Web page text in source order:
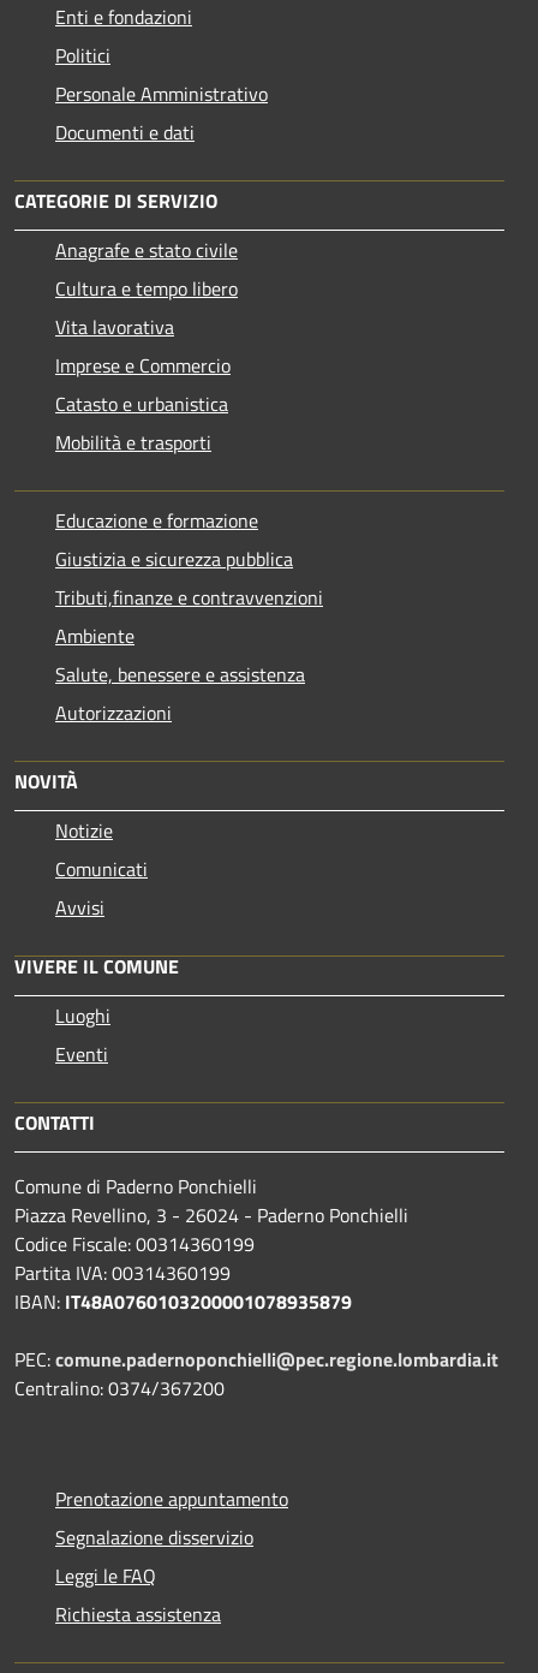
Enti e fondazioni
Politici
Personale Amministrativo
Documenti e dati
CATEGORIE DI SERVIZIO
Anagrafe e stato civile
Cultura e tempo libero
Vita lavorativa
Imprese e Commercio
Catasto e urbanistica
Mobilità e trasporti
Educazione e formazione
Giustizia e sicurezza pubblica
Tributi,finanze e contravvenzioni
Ambiente
Salute, benessere e assistenza
Autorizzazioni
NOVITÀ
Notizie
Comunicati
Avvisi
VIVERE IL COMUNE
Luoghi
Eventi
CONTATTI
Comune di Paderno Ponchielli
Piazza Revellino, 3 - 26024 - Paderno Ponchielli
Codice Fiscale: 00314360199
Partita IVA: 00314360199
IBAN: IT48A0760103200001078935879
PEC:comune.padernoponchielli@pec.regione.lombardia.it
Centralino: 0374/367200
Prenotazione appuntamento
Segnalazione disservizio
Leggi le FAQ
Richiesta assistenza